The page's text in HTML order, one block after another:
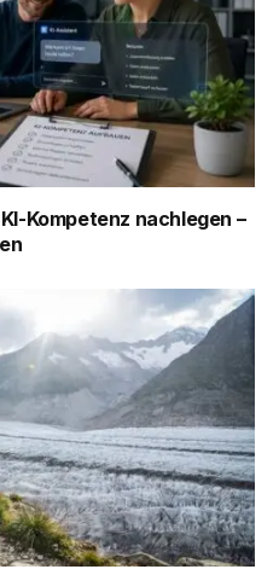
Kompetenz nachlegen –